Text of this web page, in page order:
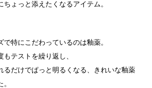
ちょっと添えたくなるアイテム。
で特にこだわっているのは釉薬。
テストを繰り返し、
るだけでぱっと明るくなる、きれいな釉薬